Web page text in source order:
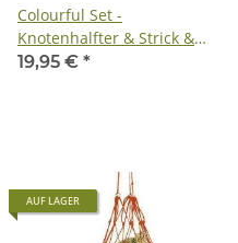
Colourful Set -
Knotenhalfter & Strick &
Heunetz - in angesagtem
19,95 € *
AUF LAGER